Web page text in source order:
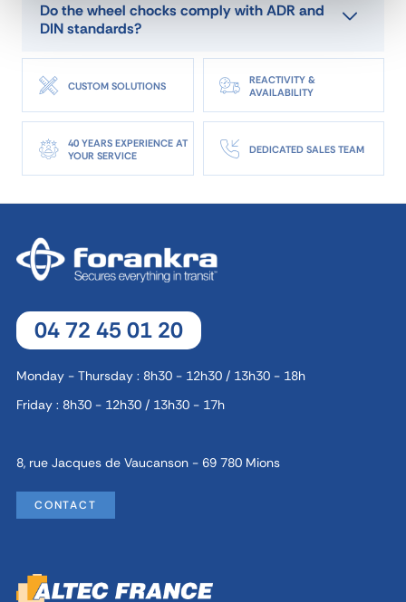
Do the wheel chocks comply with ADR and
DIN standards?
CUSTOM SOLUTIONS
REACTIVITY &
AVAILABILITY
40 YEARS EXPERIENCE AT
YOUR SERVICE
DEDICATED SALES TEAM
04 72 45 01 20
Monday - Thursday : 8h30 - 12h30 / 13h30 - 18h
Friday : 8h30 - 12h30 / 13h30 - 17h
8, rue Jacques de Vaucanson - 69 780 Mions
CONTACT